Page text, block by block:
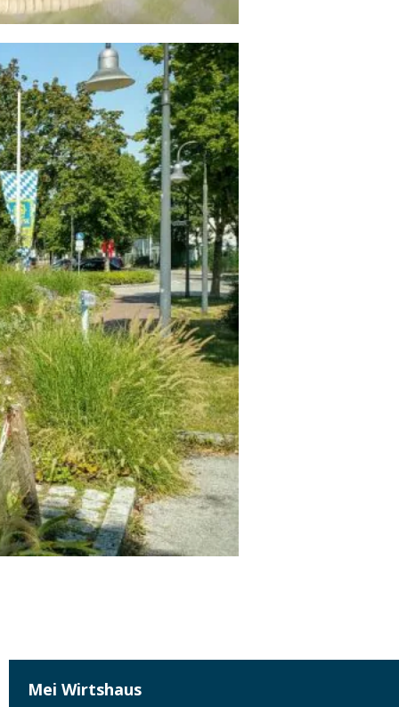
Mei Wirtshaus